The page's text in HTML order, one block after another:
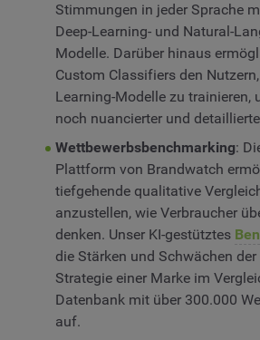
Stimmungen in jeder Sprache
Deep-Learning- und Natural-
Modelle. Darüber hinaus
Custom Classifiers den
Learning-Modelle zu trainieren,
noch nuancierter und
Wettbewerbsbenchmarking:
Plattform von Brandwatch
tiefgehende qualitative
anzustellen, wie Verbraucher
denken. Unser KI-gestütztes
die Stärken und Schwächen
Strategie einer Marke im
Datenbank mit über 300.000
auf.